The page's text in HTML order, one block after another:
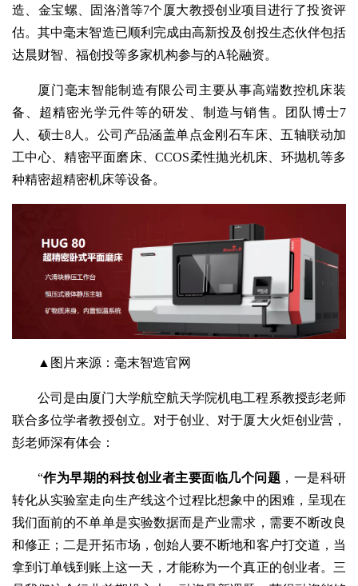
造、金宝螺、固洛潽等7个厦大教授创业项目进行了投资评
估。其中毫末智造已顺利完成由高新投及创投生态伙伴包括
达晨财智、福创投等多家机构参与的A轮融资。
厦门毫末智能制造有限公司主要从事高端数控机床装
备、超精密光学元件等的研发、制造与销售。团队博士7
人、硕士8人。公司产品涵盖单点金刚石车床、五轴联动加
工中心、精密平面磨床、CCOS柔性抛光机床、环抛机等多
种精密超精密机床等设备。
▲图片来源：毫末智造官网
公司是由厦门大学航空航天学院机电工程系教授彭老师
联合多位学者教授创立。对于创业、对于厦大火炬创业营，
彭老师深有体会：
“作为早期的科技创业者主要面临几个问题 ，一是科研
转化从实验室走向生产线这个过程比想象中的困难，呈现在
我们面前的不单单是实验数据而是产业需求，需要不断改良
和修正；二是开拓市场，创始人要不断地和客户打交道，当
拿到订单钱到账上这一天，才能称为一个真正的创业者。三